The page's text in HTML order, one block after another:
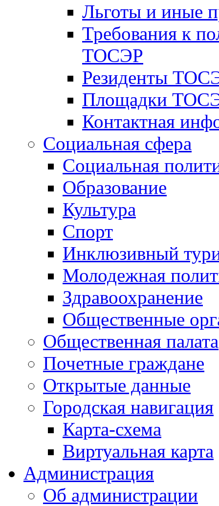
Льготы и иные
Требования к
ТОСЭР
Резиденты
Площадки
Контактная
Социальная сфера
Социальная
Образование
Культура
Спорт
Инклюзивный
Молодежная
Здравоохранение
Общественные
Общественная палата
Почетные граждане
Открытые данные
Городская навигация
Карта-схема
Виртуальная карта
Администрация
Об администрации